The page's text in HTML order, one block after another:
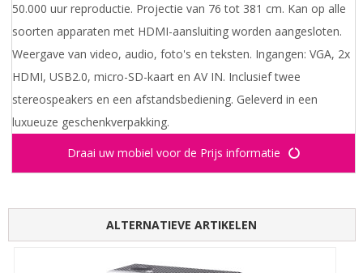
50.000 uur reproductie. Projectie van 76 tot 381 cm. Kan op alle
soorten apparaten met HDMI-aansluiting worden aangesloten.
Weergave van video, audio, foto's en teksten. Ingangen: VGA, 2x
HDMI, USB2.0, micro-SD-kaart en AV IN. Inclusief twee
stereospeakers en een afstandsbediening. Geleverd in een
luxueuze geschenkverpakking.
Draai uw mobiel voor de Prijs informatie
ALTERNATIEVE ARTIKELEN